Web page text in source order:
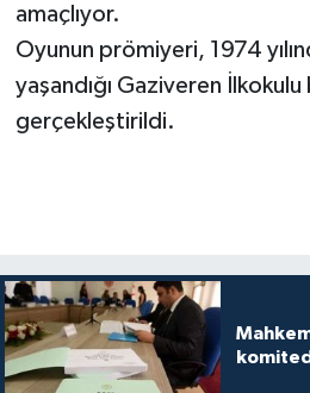
amaçlıyor.
Oyunun prömiyeri, 1974
yaşandığı Gaziveren
gerçekleştirildi.